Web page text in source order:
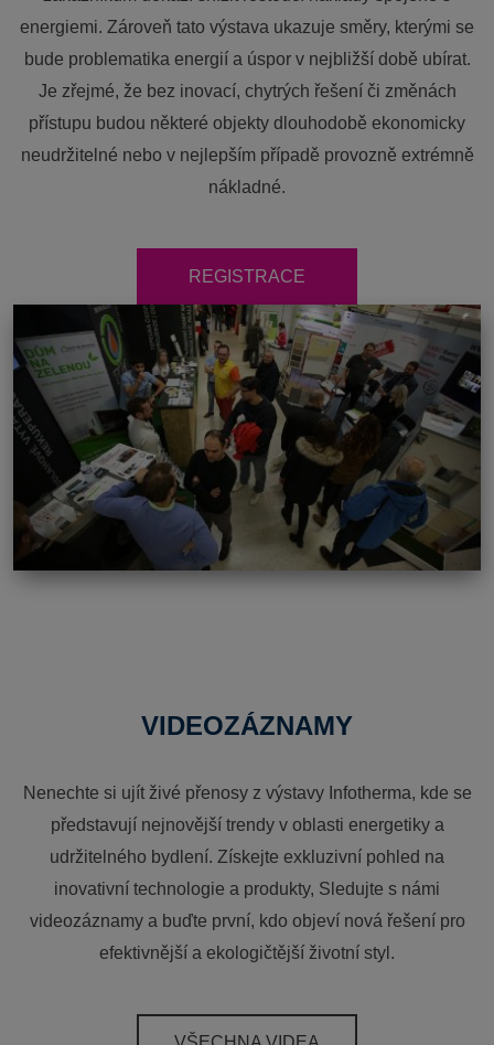
energiemi. Zároveň tato výstava ukazuje směry, kterými se
bude problematika energií a úspor v nejbližší době ubírat.
Je zřejmé, že bez inovací, chytrých řešení či změnách
přístupu budou některé objekty dlouhodobě ekonomicky
neudržitelné nebo v nejlepším případě provozně extrémně
nákladné.
REGISTRACE
VIDEOZÁZNAMY
Nenechte si ujít živé přenosy z výstavy Infotherma, kde se
představují nejnovější trendy v oblasti energetiky a
udržitelného bydlení. Získejte exkluzivní pohled na
inovativní technologie a produkty, Sledujte s námi
videozáznamy a buďte první, kdo objeví nová řešení pro
efektivnější a ekologičtější životní styl.